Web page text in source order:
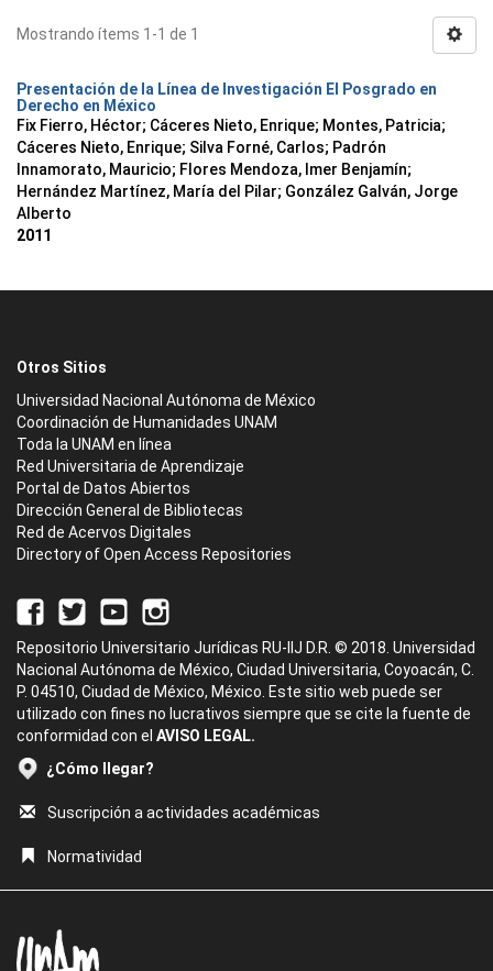
Mostrando ítems 1-1 de 1
Presentación de la Línea de Investigación El Posgrado en
Derecho en México
Fix Fierro, Héctor; Cáceres Nieto, Enrique; Montes, Patricia;
Cáceres Nieto, Enrique; Silva Forné, Carlos; Padrón
Innamorato, Mauricio; Flores Mendoza, Imer Benjamín;
Hernández Martínez, María del Pilar; González Galván, Jorge
Alberto
2011
Otros Sitios
Universidad Nacional Autónoma de México
Coordinación de Humanidades UNAM
Toda la UNAM en línea
Red Universitaria de Aprendizaje
Portal de Datos Abiertos
Dirección General de Bibliotecas
Red de Acervos Digitales
Directory of Open Access Repositories
Repositorio Universitario Jurídicas RU-IIJ D.R. © 2018. Universidad
Nacional Autónoma de México, Ciudad Universitaria, Coyoacán, C.
P. 04510, Ciudad de México, México. Este sitio web puede ser
utilizado con fines no lucrativos siempre que se cite la fuente de
conformidad con el AVISO LEGAL.
¿Cómo llegar?
Suscripción a actividades académicas
Normatividad